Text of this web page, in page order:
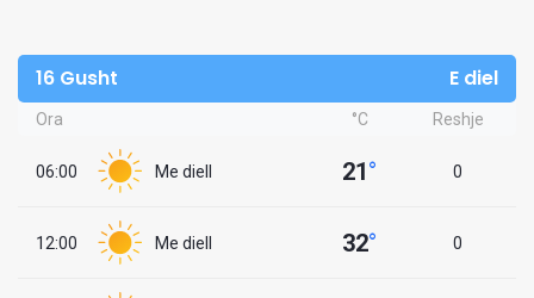
16 Gusht E diel
Ora °C Reshje
06:00 Me diell 21° 0
12:00 Me diell 32° 0